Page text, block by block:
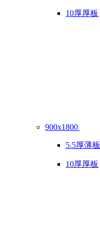
10厚厚板
900x1800
5.5厚薄板
10厚厚板